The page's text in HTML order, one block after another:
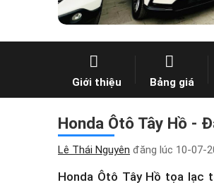
Giới thiệu Bảng giá
Honda Ôtô Tây Hồ -
Lê Thái Nguyên đăng lúc 10-07-
Honda Ôtô Tây Hồ tọa lạc